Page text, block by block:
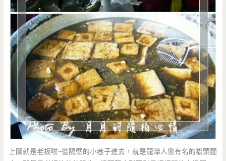
上圖就是老板啦~從隔壁的小巷子進去，就是龍潭人蠻有名的橋頭麵